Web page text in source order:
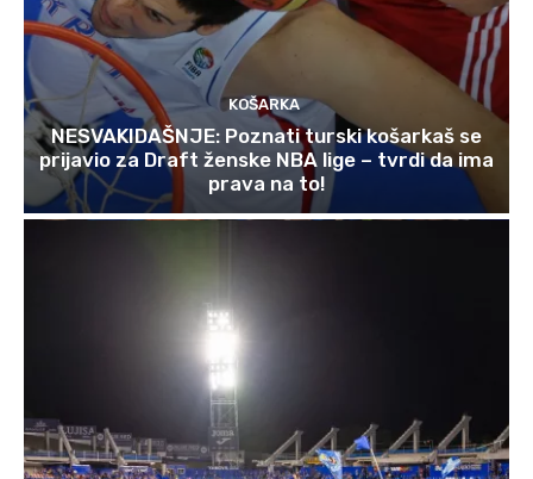
KOŠARKA
NESVAKIDAŠNJE: Poznati turski košarkaš se
prijavio za Draft ženske NBA lige – tvrdi da ima
prava na to!